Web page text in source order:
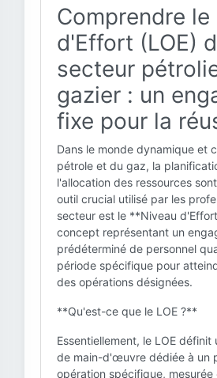
Comprendre le
d'Effort (LOE)
secteur
gazier : un
fixe pour la
Dans le monde dynamique et
pétrole et du gaz, la
l'allocation des ressources
outil crucial utilisé par les
secteur est le **Niveau
concept représentant un
prédéterminé de personnel
période spécifique pour
des opérations désignées.
**Qu'est-ce que le LOE ?**
Essentiellement, le LOE
de main-d'œuvre dédiée à un
opération spécifique, mesurée